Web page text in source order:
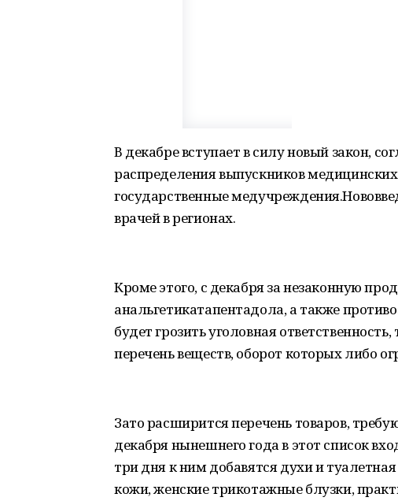
В декабре вступает в силу новый закон,
распределения выпускников
государственные
врачей в регионах.
Кроме этого, с декабря за незаконную
анальгетикатапентадола, а также
будет грозить уголовная
перечень веществ, оборот которых либо
Зато расширится перечень товаров,
декабря нынешнего года в этот список
три дня к ним добавятся духи и
кожи, женские трикотажные блузки,